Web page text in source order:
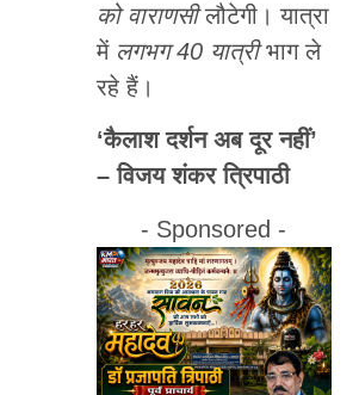
को वाराणसीलौटेगी। यात्रा
में लगभग 40 यात्रीभाग ले
रहे हैं।
‘कैलाश दर्शन अब दूर नहीं’
– विजय शंकर त्रिपाठी
- Sponsored -